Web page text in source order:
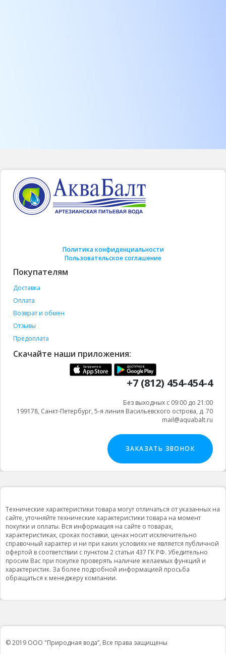
Политика конфиденциальности
Пользовательское соглашение
Покупателям
Доставка
Оплата
Возврат и обмен
Отзывы
Предоплата
Скачайте наши приложения:
+7 (812) 454-454-4
Без выходных с 09:00 до 21:00
199178, Санкт-Петербург, 5-я линия Васильевского острова, д. 70
mail@aquabalt.ru
ЗАКАЗАТЬ ЗВОНОК
Технические характеристики товара могут отличаться от указанных на
сайте, уточняйте технические характеристики товара на момент
покупки и оплаты. Вся информация на сайте о товарах,
характеристиках, сроках поставки, ценах носит исключительно
справочный характер и ни при каких условиях не является публичной
офертой в соответствии с пунктом 2 статьи 437 ГК РФ. Убедительно
просим Вас при покупке проверять наличие желаемых функций и
характеристик. За более подробной информацией просьба
обращаться к менеджеру компании.
© 2019 ООО "Природная вода”, Все права защищены